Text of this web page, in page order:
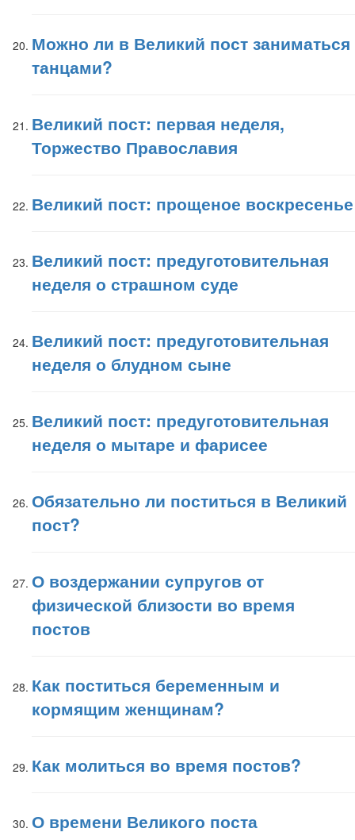
Можно ли в Великий пост заниматься
танцами?
Великий пост: первая неделя,
Торжество Православия
Великий пост: прощеное воскресенье
Великий пост: предуготовительная
неделя о страшном суде
Великий пост: предуготовительная
неделя о блудном сыне
Великий пост: предуготовительная
неделя о мытаре и фарисее
Обязательно ли поститься в Великий
пост?
О воздержании супругов от
физической близости во время
постов
Как поститься беременным и
кормящим женщинам?
Как молиться во время постов?
О времени Великого поста